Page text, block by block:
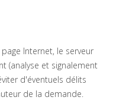
Internet, le serveur
(analyse et signalement
d'éventuels délits
de la demande.